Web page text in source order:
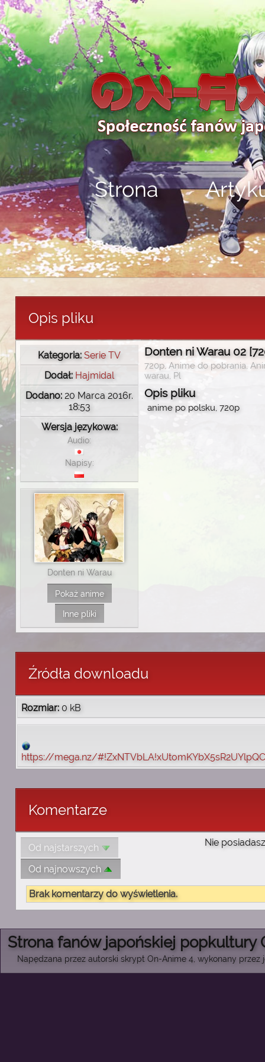
Strona
Opis pliku
Kategoria: Serie TV
Dodał: Hajmidal
Dodano: 20 Marca 2016r.
18:53
Wersja językowa:
Audio:
Napisy:
Donten ni Warau
Pokaż anime
Inne pliki
Donten ni Warau 02
720p, Anime do pobrania,
warau, Pl
Opis pliku
anime po polsku, 720p
Źródła downloadu
Rozmiar: 0 kB
https://mega.nz/
Komentarze
Nie
Od najstarszych
Od najnowszych
Brak komentarzy do wyświetlenia.
Strona fanów japońskiej popkultury
Napędzana przez autorski skrypt On-Anime 4, wykonany przez